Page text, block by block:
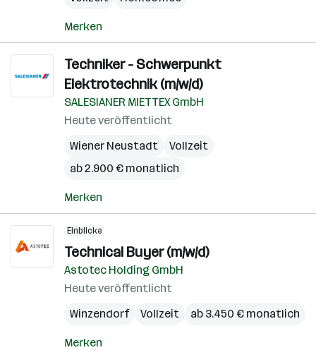
Merken
Techniker - Schwerpunkt
Elektrotechnik (m/w/d)
SALESIANER MIETTEX GmbH
Heute veröffentlicht
Wiener Neustadt
Vollzeit
ab 2.900 € monatlich
Merken
Einblicke
Technical Buyer (m/w/d)
Astotec Holding GmbH
Heute veröffentlicht
Winzendorf
Vollzeit ab 3.450 € monatlich
Merken